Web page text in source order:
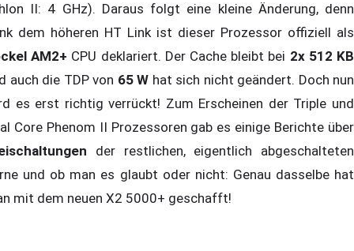
II: 4 GHz). Daraus folgt eine kleine Änderung, denn
dem höheren HT Link ist dieser Prozessor offiziell als
AM2+ CPU deklariert. Der Cache bleibt bei 2x 512 KB
auch die TDP von 65 W hat sich nicht geändert. Doch nun
es erst richtig verrückt! Zum Erscheinen der Triple und
Core Phenom II Prozessoren gab es einige Berichte über
der restlichen, eigentlich abgeschalteten
und ob man es glaubt oder nicht: Genau dasselbe hat
mit dem neuen X2 5000+ geschafft!